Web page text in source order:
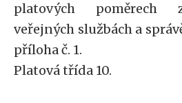
platových poměrech
veřejných službách a
příloha č. 1.
Platová třída 10.